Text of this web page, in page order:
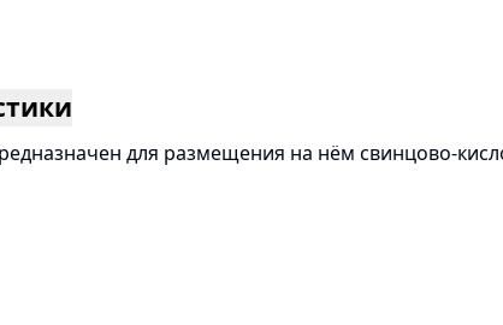
для размещения на нём свинцово-